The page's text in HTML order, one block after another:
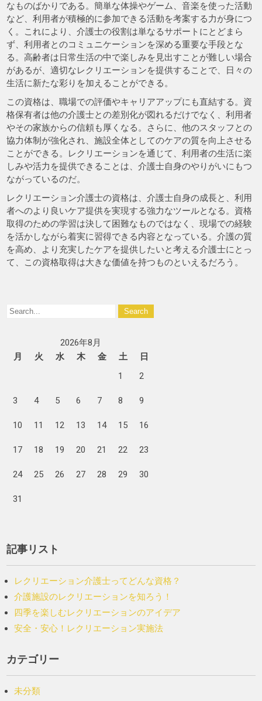
なものばかりである。簡単な体操やゲーム、音楽を使った活動
など、利用者が積極的に参加できる活動を考案する力が身につ
く。これにより、介護士の役割は単なるサポートにとどまら
ず、利用者とのコミュニケーションを深める重要な手段とな
る。高齢者は日常生活の中で楽しみを見出すことが難しい場合
があるが、適切なレクリエーションを提供することで、日々の
生活に新たな彩りを加えることができる。
この資格は、職場での評価やキャリアアップにも直結する。資
格保有者は他の介護士との差別化が図れるだけでなく、利用者
やその家族からの信頼も厚くなる。さらに、他のスタッフとの
協力体制が強化され、施設全体としてのケアの質を向上させる
ことができる。レクリエーションを通じて、利用者の生活に楽
しみや活力を提供できることは、介護士自身のやりがいにもつ
ながっているのだ。
レクリエーション介護士の資格は、介護士自身の成長と、利用
者へのより良いケア提供を実現する強力なツールとなる。資格
取得のための学習は決して困難なものではなく、現場での経験
を活かしながら着実に習得できる内容となっている。介護の質
を高め、より充実したケアを提供したいと考える介護士にとっ
て、この資格取得は大きな価値を持つものといえるだろう。
2026年8月
月
火 水 木 金 土
日
1
2
3 4 5 6 7 8 9
10 11 12 13 14 15 16
17 18 19 20 21 22 23
24 25 26 27 28 29 30
31
記事リスト
レクリエーション介護士ってどんな資格？
介護施設のレクリエーションを知ろう！
四季を楽しむレクリエーションのアイデア
安全・安心！レクリエーション実施法
カテゴリー
未分類